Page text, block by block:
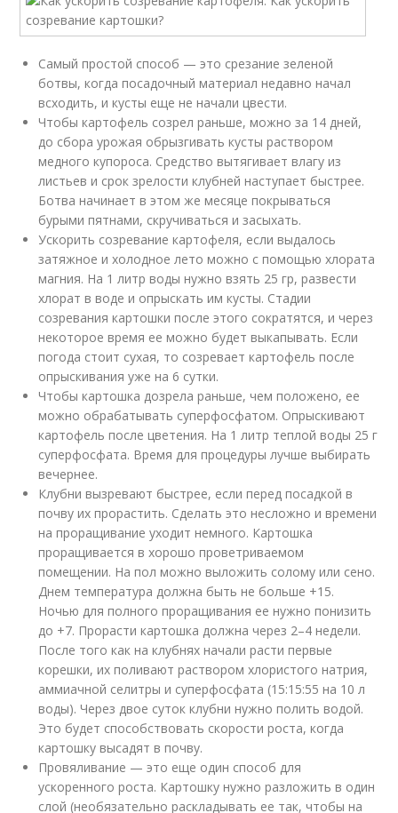
Самый простой способ — это срезание зеленой
ботвы, когда посадочный материал недавно начал
всходить, и кусты еще не начали цвести.
Чтобы картофель созрел раньше, можно за 14 дней,
до сбора урожая обрызгивать кусты раствором
медного купороса. Средство вытягивает влагу из
листьев и срок зрелости клубней наступает быстрее.
Ботва начинает в этом же месяце покрываться
бурыми пятнами, скручиваться и засыхать.
Ускорить созревание картофеля, если выдалось
затяжное и холодное лето можно с помощью хлората
магния. На 1 литр воды нужно взять 25 гр, развести
хлорат в воде и опрыскать им кусты. Стадии
созревания картошки после этого сократятся, и через
некоторое время ее можно будет выкапывать. Если
погода стоит сухая, то созревает картофель после
опрыскивания уже на 6 сутки.
Чтобы картошка дозрела раньше, чем положено, ее
можно обрабатывать суперфосфатом. Опрыскивают
картофель после цветения. На 1 литр теплой воды 25 г
суперфосфата. Время для процедуры лучше выбирать
вечернее.
Клубни вызревают быстрее, если перед посадкой в
почву их прорастить. Сделать это несложно и времени
на проращивание уходит немного. Картошка
проращивается в хорошо проветриваемом
помещении. На пол можно выложить солому или сено.
Днем температура должна быть не больше +15.
Ночью для полного проращивания ее нужно понизить
до +7. Прорасти картошка должна через 2–4 недели.
После того как на клубнях начали расти первые
корешки, их поливают раствором хлористого натрия,
аммиачной селитры и суперфосфата (15:15:55 на 10 л
воды). Через двое суток клубни нужно полить водой.
Это будет способствовать скорости роста, когда
картошку высадят в почву.
Провяливание — это еще один способ для
ускоренного роста. Картошку нужно разложить в один
слой (необязательно раскладывать ее так, чтобы на